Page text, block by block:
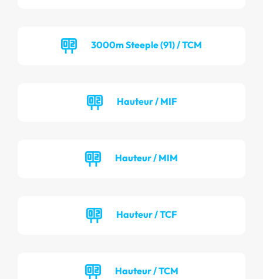
3000m Steeple (91) / TCM
Hauteur / MIF
Hauteur / MIM
Hauteur / TCF
Hauteur / TCM